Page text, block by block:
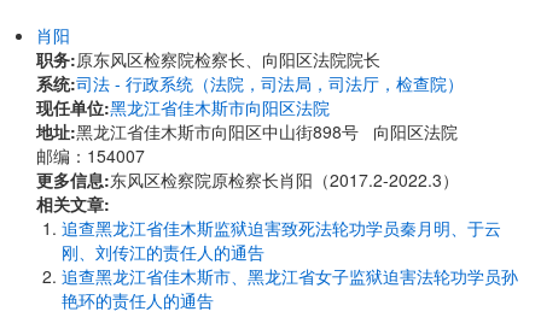
肖阳
职务:原东风区检察院检察长、向阳区法院院长
系统:司法 - 行政系统（法院，司法局，司法厅，检查院）
现任单位:黑龙江省佳木斯市向阳区法院
地址:黑龙江省佳木斯市向阳区中山街898号 向阳区法院
邮编：154007
更多信息:东风区检察院原检察长肖阳（2017.2-2022.3）
相关文章:
追查黑龙江省佳木斯监狱迫害致死法轮功学员秦月明、于云
刚、刘传江的责任人的通告
追查黑龙江省佳木斯市、黑龙江省女子监狱迫害法轮功学员孙
艳环的责任人的通告